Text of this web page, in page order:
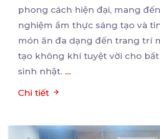
phong cách hiện đại, mang
nghiệm ẩm thực sáng tạo và
món ăn đa dạng đến trang trí
tạo không khí tuyệt vời cho
sinh nhật. ...
Chi tiết